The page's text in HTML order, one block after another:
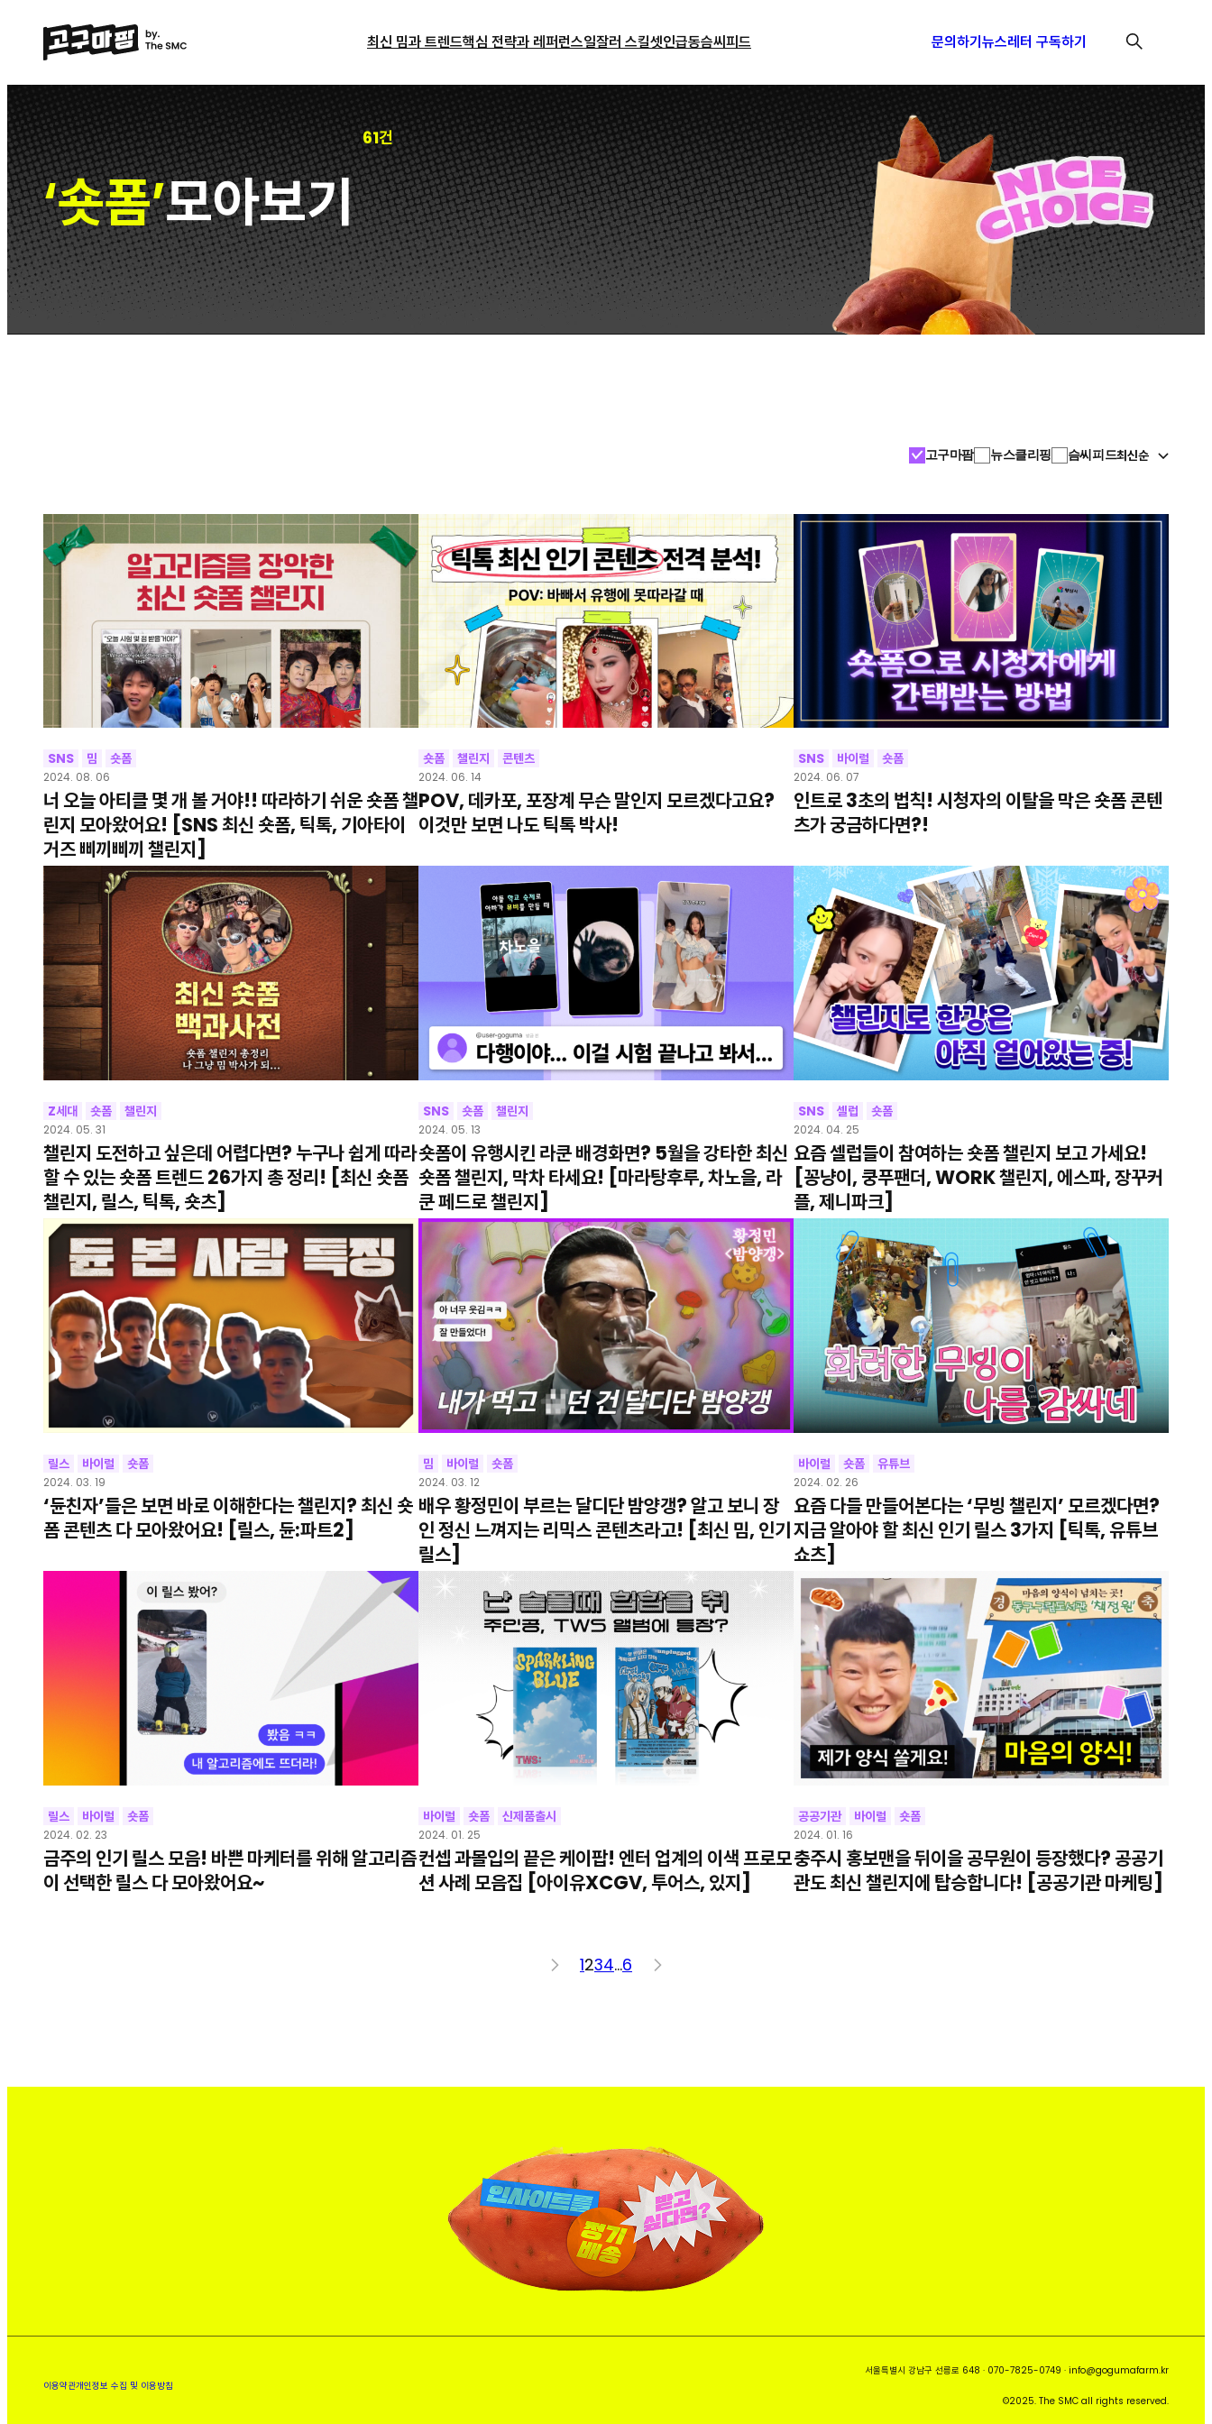
최신 밈과 트렌드핵심 전략과 레퍼런스일잘러 스킬셋인급동슴씨피드 문의하기뉴스레터 구독하기
‘숏폼’모아보기
61건
고구마팜 뉴스클리핑 슴씨피드최신순
SNS 밈 숏폼
2024. 08. 06
너 오늘 아티클 몇 개 볼 거야!! 따라하기 쉬운 숏폼 챌
린지 모아왔어요! [SNS 최신 숏폼, 틱톡, 기아타이
거즈 삐끼삐끼 챌린지]
숏폼 챌린지 콘텐츠
2024. 06. 14
POV, 데카포, 포장계 무슨 말인지 모르겠다고요?
이것만 보면 나도 틱톡 박사!
SNS 바이럴 숏폼
2024. 06. 07
인트로 3초의 법칙! 시청자의 이탈을 막은 숏폼 콘텐
츠가 궁금하다면?!
Z세대 숏폼 챌린지
2024. 05. 31
챌린지 도전하고 싶은데 어렵다면? 누구나 쉽게 따라
할 수 있는 숏폼 트렌드 26가지 총 정리! [최신 숏폼
챌린지, 릴스, 틱톡, 숏츠]
SNS 숏폼 챌린지
2024. 05. 13
숏폼이 유행시킨 라쿤 배경화면? 5월을 강타한 최신
숏폼 챌린지, 막차 타세요! [마라탕후루, 차노을, 라
쿤 페드로 챌린지]
SNS 셀럽 숏폼
2024. 04. 25
요즘 셀럽들이 참여하는 숏폼 챌린지 보고 가세요!
[꽁냥이, 쿵푸팬더, WORK 챌린지, 에스파, 장꾸커
플, 제니파크]
릴스 바이럴 숏폼
2024. 03. 19
‘듄친자’들은 보면 바로 이해한다는 챌린지? 최신 숏
폼 콘텐츠 다 모아왔어요! [릴스, 듄:파트2]
밈 바이럴 숏폼
2024. 03. 12
배우 황정민이 부르는 달디단 밤양갱? 알고 보니 장
인 정신 느껴지는 리믹스 콘텐츠라고! [최신 밈, 인기
릴스]
바이럴 숏폼 유튜브
2024. 02. 26
요즘 다들 만들어본다는 ‘무빙 챌린지’ 모르겠다면?
지금 알아야 할 최신 인기 릴스 3가지 [틱톡, 유튜브
쇼츠]
릴스 바이럴 숏폼
2024. 02. 23
금주의 인기 릴스 모음! 바쁜 마케터를 위해 알고리즘
이 선택한 릴스 다 모아왔어요~
바이럴 숏폼 신제품출시
2024. 01. 25
컨셉 과몰입의 끝은 케이팝! 엔터 업계의 이색 프로모
션 사례 모음집 [아이유XCGV, 투어스, 있지]
공공기관 바이럴 숏폼
2024. 01. 16
충주시 홍보맨을 뒤이을 공무원이 등장했다? 공공기
관도 최신 챌린지에 탑승합니다! [공공기관 마케팅]
< 1234…6 >
이용약관개인정보 수집 및 이용방침
서울특별시 강남구 선릉로 648 · 070-7825-0749 · info@gogumafarm.kr
©2025. The SMC all rights reserved.